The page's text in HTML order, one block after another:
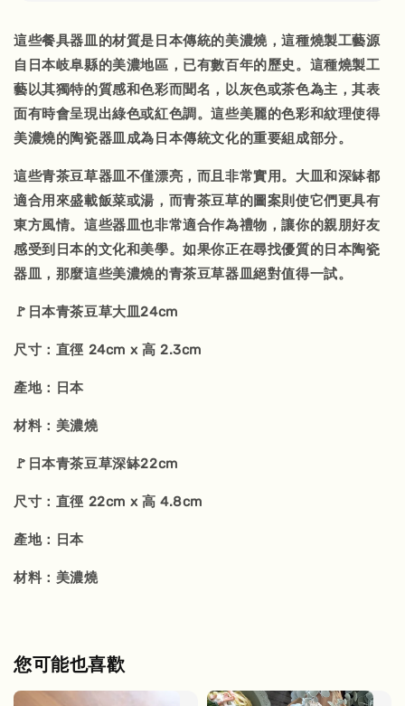
這些餐具器皿的材質是日本傳統的美濃燒，這種燒製工藝源
自日本岐阜縣的美濃地區，已有數百年的歷史。這種燒製工
藝以其獨特的質感和色彩而聞名，以灰色或茶色為主，其表
面有時會呈現出綠色或紅色調。這些美麗的色彩和紋理使得
美濃燒的陶瓷器皿成為日本傳統文化的重要組成部分。
這些青茶豆草器皿不僅漂亮，而且非常實用。大皿和深缽都
適合用來盛載飯菜或湯，而青茶豆草的圖案則使它們更具有
東方風情。這些器皿也非常適合作為禮物，讓你的親朋好友
感受到日本的文化和美學。如果你正在尋找優質的日本陶瓷
器皿，那麼這些美濃燒的青茶豆草器皿絕對值得一試。
🚩日本青茶豆草大皿24cm
尺寸：直徑 24cm x 高 2.3cm
產地：日本
材料：美濃燒
🚩日本青茶豆草深缽22cm
尺寸：直徑 22cm x 高 4.8cm
產地：日本
材料：美濃燒
您可能也喜歡